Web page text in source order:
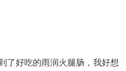
了好吃的雨润火腿肠，我好想